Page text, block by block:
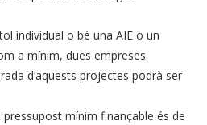
individual o bé una AIE o un
a mínim, dues empreses.
d’aquests projectes podrà ser
mínim finançable és de